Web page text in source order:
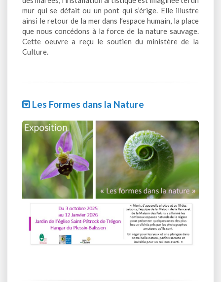
mur qui se défait ou un pont qui s’érige. Elle illustre
ainsi le retour de la mer dans l’espace humain, la place
que nous concédons à la force de la nature sauvage.
Cette oeuvre a reçu le soutien du ministère de la
Culture.
Les Formes dans la Nature